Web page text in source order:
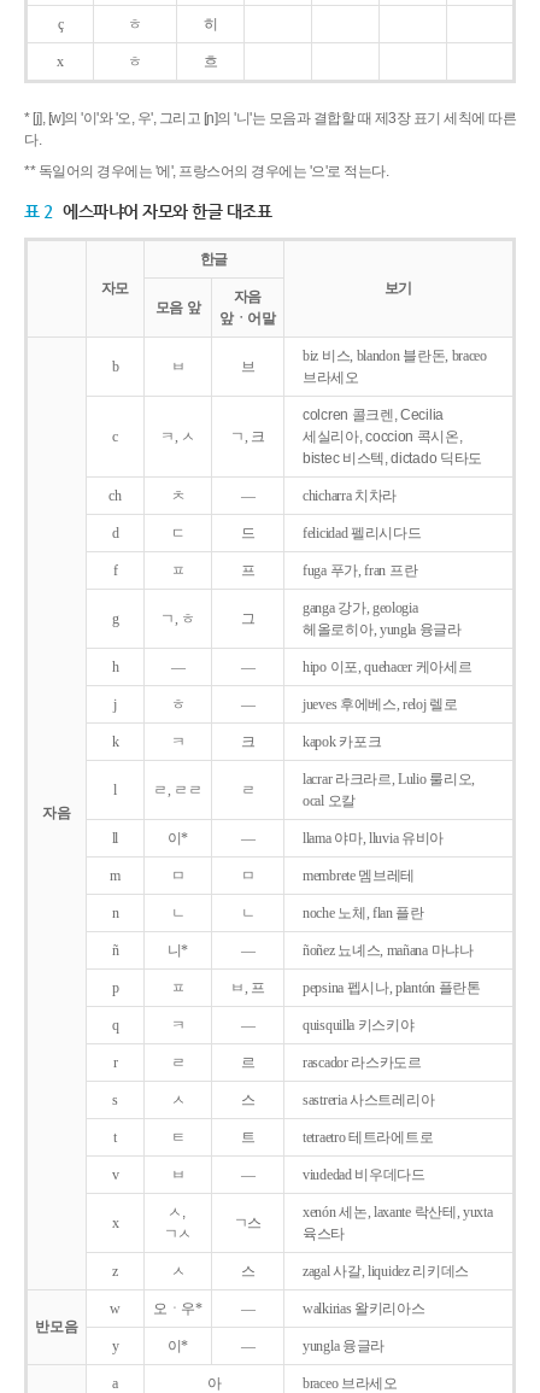
ç ㅎ 히
x ㅎ 흐
* [j], [w]의 '이'와 '오, 우', 그리고 [ɲ]의 '니'는 모음과 결합할 때 제3장 표기 세칙에 따른
다.
** 독일어의 경우에는 '에', 프랑스어의 경우에는 '으'로 적는다.
표 2 에스파냐어 자모와 한글 대조표
자모
한글
보기
모음 앞
자음
앞ㆍ어말
자음
b ㅂ 브
biz 비스, blandon 블란돈, braceo
브라세오
c ㅋ, ㅅ ㄱ, 크
colcren 콜크렌, Cecilia
세실리아, coccion 콕시온,
bistec 비스텍, dictado 딕타도
ch ㅊ ― chicharra 치차라
d ㄷ 드 felicidad 펠리시다드
f ㅍ 프 fuga 푸가, fran 프란
g ㄱ, ㅎ 그
ganga 강가, geologia
헤올로히아, yungla 융글라
h ― ― hipo 이포, quehacer 케아세르
j ㅎ ― jueves 후에베스, reloj 렐로
k ㅋ 크 kapok 카포크
l ㄹ, ㄹㄹ ㄹ
lacrar 라크라르, Lulio 룰리오,
ocal 오칼
ll 이* ― llama 야마, lluvia 유비아
m ㅁ ㅁ membrete 멤브레테
n ㄴ ㄴ noche 노체, flan 플란
ñ 니* ― ñoñez 뇨녜스, mañana 마냐나
p ㅍ ㅂ, 프 pepsina 펩시나, plantón 플란톤
q ㅋ ― quisquilla 키스키야
r ㄹ 르 rascador 라스카도르
s ㅅ 스 sastreria 사스트레리아
t ㅌ 트 tetraetro 테트라에트로
v ㅂ ― viudedad 비우데다드
x
ㅅ,
ㄱㅅ
ㄱ스
xenón 세논, laxante 락산테, yuxta
육스타
z ㅅ 스 zagal 사갈, liquidez 리키데스
반모음
w 오ㆍ우* ― walkirias 왈키리아스
y 이* ― yungla 융글라
a 아 braceo 브라세오